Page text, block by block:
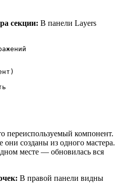
секции: В панели Layers
переиспользуемый компонент.
созданы из одного мастера.
месте — обновилась вся
В правой панели видны